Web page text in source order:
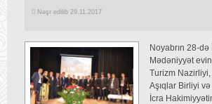
Nəşr edilib 29.11.2017
Noyabrın 28-də
Mədəniyyət
Turizm
Aşıqlar Birliyi və
İcra